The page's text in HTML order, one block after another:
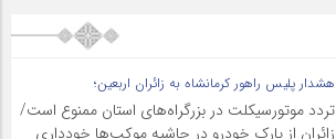
هشدار پلیس راهور کرمانشاه به زائران اربعین؛
تردد موتورسیکلت در بزرگراه‌های استان ممنوع است/
زائران از پارک خودرو در حاشیه موکب‌ها خودداری